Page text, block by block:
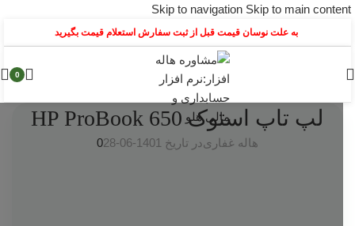
Skip to navigation Skip to main content
به علت نوسان قیمت قبل از ثبت سفارش استعلام قیمت بگیرید
0
لپ تاپ استوک HP ProBook 650
هاله غفاریدر تاریخ 1401-06-28 0